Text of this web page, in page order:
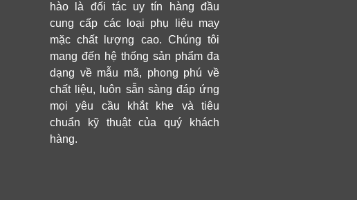
hào là đối tác uy tín hàng đầu
cung cấp các loại phụ liệu may
mặc chất lượng cao. Chúng tôi
mang đến hệ thống sản phẩm đa
dạng về mẫu mã, phong phú về
chất liệu, luôn sẵn sàng đáp ứng
mọi yêu cầu khắt khe và tiêu
chuẩn kỹ thuật của quý khách
hàng.